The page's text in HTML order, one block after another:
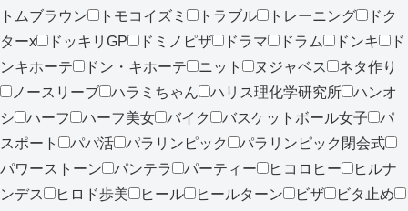
トムブラウン
トモコイズミ トラブル トレーニング
ドク
ターx
ドッキリGP ドミノピザ ドラマ ドラム ドンキ
ド
ンキホーテ
ドン・キホーテ ニット ヌジャベス
ネタ作り
ノースリーブ
ハラミちゃん ハリス理化学研究所
ハンオ
シ
ハーフ ハーフ美女 バイク バスケットボール女子
パ
スポート
パパ活 パラリンピック
パラリンピック閉会式
パワーストーン
パンテラ パーティー ヒコロヒー
ヒルナ
ンデス
ヒロド歩美 ヒール ヒールターン ビザ
ビタ止め